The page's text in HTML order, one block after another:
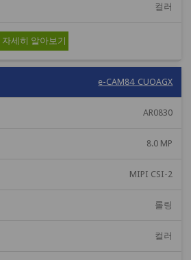
컬러
자세히 알아보기
e-CAM84_CUOAGX
AR0830
8.0 MP
MIPI CSI-2
롤링
컬러